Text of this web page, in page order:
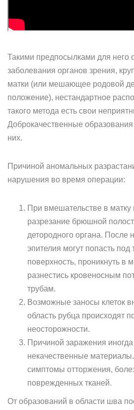
Такими предпосылками для него
заболевания органов зрения,
матки (или мешающее родовой
положение), нестандартное
такого метода есть свои
Доброкачественные
них.
Причиной аномальных
нарушения во время операции:
При вмешательстве в матку
разрезание брюшной
детородного органа. После
эпителия могут попасть
поверхность, проникнуть в
разнестись кровеносным
трубам.
Возможные заносы клеток
область рубца происходят
неосторожности.
Причиной заражения иногда
некачественные
симптомы отторжения,
поврежденных тканей.
От образований в области шва